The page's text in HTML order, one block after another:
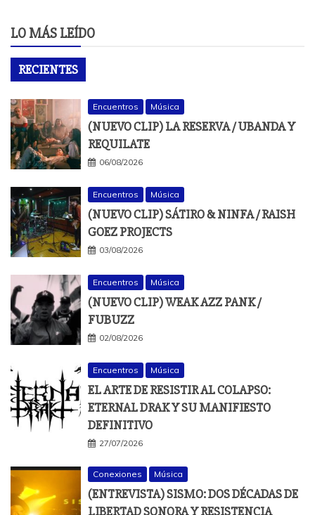
LO MÁS LEÍDO
RECIENTES
Encuentros Música
(NUEVO CLIP) LA RESERVA / UBANDA Y
REQUILATE
06/08/2026
Encuentros Música
(NUEVO CLIP) SÁTIRO & NINFA / RAISH
GOEZ PROJECTS
03/08/2026
Encuentros Música
(NUEVO CLIP) WEAK AZZ PANK /
FUBUZZ
02/08/2026
Encuentros Música
EL ARTE DE RESISTIR AL COLAPSO:
ETERNAL DRAK Y SU MANIFIESTO
DEFINITIVO
27/07/2026
Conexiones Música
(ENTREVISTA) SISMO: DOS DÉCADAS DE
LIBERTAD SONORA Y RESISTENCIA